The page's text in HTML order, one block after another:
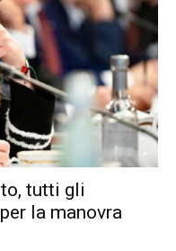
tutti gli
la manovra